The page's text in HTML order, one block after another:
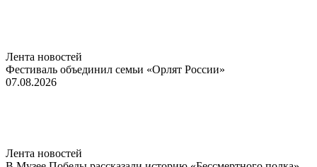
Лента новостей
Фестиваль объединил семьи «Орлят России»
07.08.2026
Лента новостей